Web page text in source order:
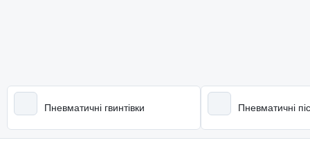
Пневматичні гвинтівки Пневматичні